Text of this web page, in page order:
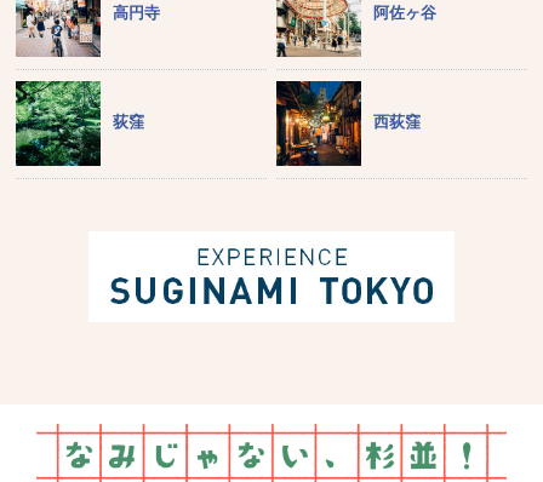
高円寺 阿佐ヶ谷
荻窪 西荻窪